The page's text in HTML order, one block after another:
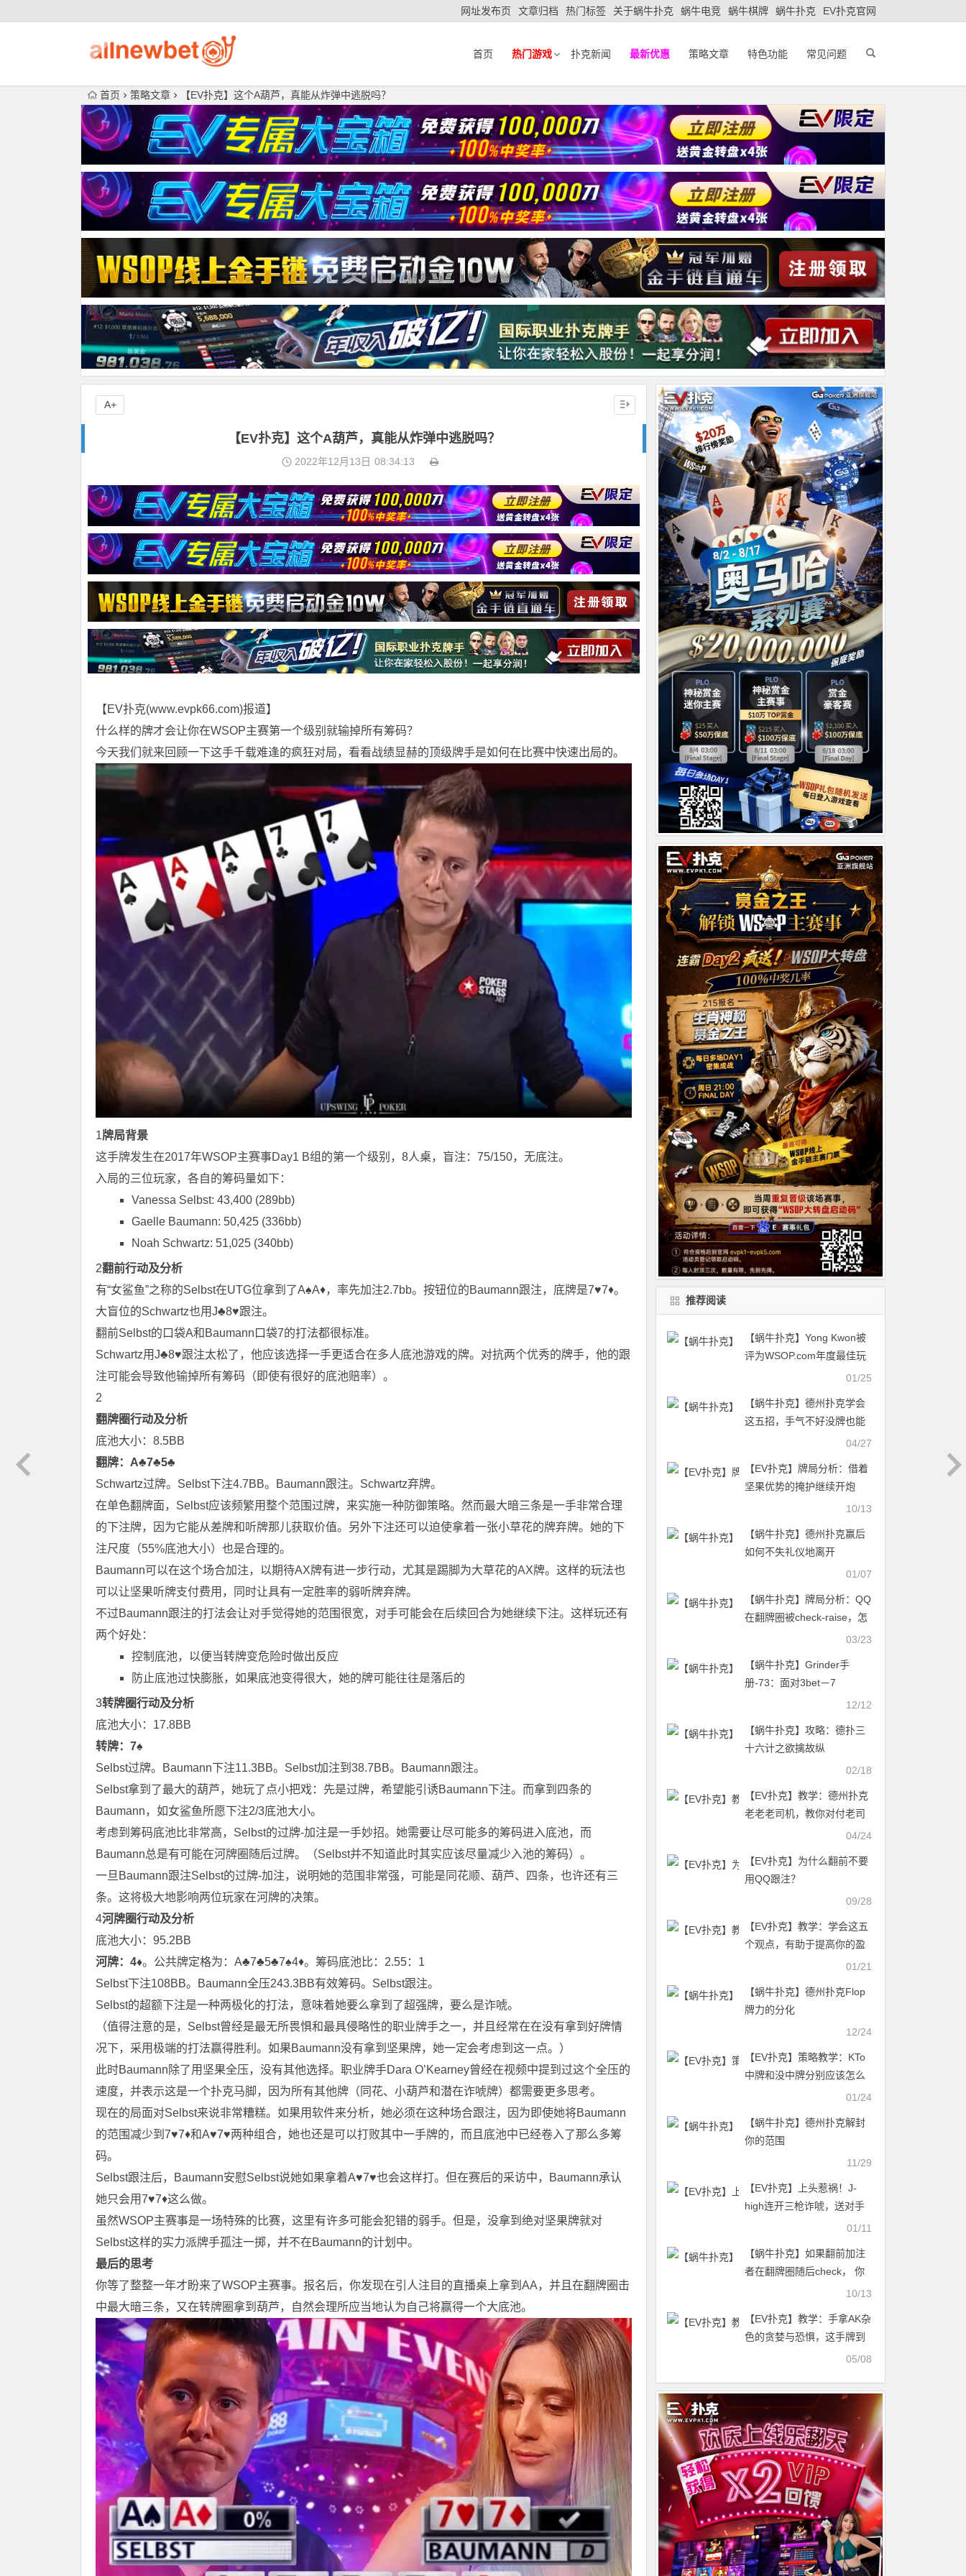
网址发布页 文章归档 热门标签 关于蜗牛扑克 蜗牛电竞 蜗牛棋牌 蜗牛扑克 EV扑克官网
首页 热门游戏 扑克新闻 最新优惠 策略文章 特色功能 常见问题
首页 策略文章 【EV扑克】这个A葫芦，真能从炸弹中逃脱吗？
【EV扑克】这个A葫芦，真能从炸弹中逃脱吗？
2022年12月13日 08:34:13
【EV扑克(www.evpk66.com)报道】
什么样的牌才会让你在WSOP主赛第一个级别就输掉所有筹码？
今天我们就来回顾一下这手千载难逢的疯狂对局，看看战绩显赫的顶级牌手是如何在比赛中快速出局的。
1牌局背景
这手牌发生在2017年WSOP主赛事Day1 B组的第一个级别，8人桌，盲注：75/150，无底注。
入局的三位玩家，各自的筹码量如下：
Vanessa Selbst: 43,400 (289bb)
Gaelle Baumann: 50,425 (336bb)
Noah Schwartz: 51,025 (340bb)
2翻前行动及分析
有“女鲨鱼”之称的Selbst在UTG位拿到了A♠️A♦️，率先加注2.7bb。按钮位的Baumann跟注，底牌是7♥️7♦️。
大盲位的Schwartz也用J♣️8♥️跟注。
翻前Selbst的口袋A和Baumann口袋7的打法都很标准。
Schwartz用J♣8♥跟注太松了，他应该选择一手更适合在多人底池游戏的牌。对抗两个优秀的牌手，他的跟
注可能会导致他输掉所有筹码（即使有很好的底池赔率）。
2
翻牌圈行动及分析
底池大小：8.5BB
翻牌：A♣7♣5♣
Schwartz过牌。Selbst下注4.7BB。Baumann跟注。Schwartz弃牌。
在单色翻牌面，Selbst应该频繁用整个范围过牌，来实施一种防御策略。然而最大暗三条是一手非常合理
的下注牌，因为它能从差牌和听牌那儿获取价值。另外下注还可以迫使拿着一张小草花的牌弃牌。她的下
注尺度（55%底池大小）也是合理的。
Baumann可以在这个场合加注，以期待AX牌有进一步行动，尤其是踢脚为大草花的AX牌。这样的玩法也
可以让坚果听牌支付费用，同时让具有一定胜率的弱听牌弃牌。
不过Baumann跟注的打法会让对手觉得她的范围很宽，对手可能会在后续回合为她继续下注。这样玩还有
两个好处：
控制底池，以便当转牌变危险时做出反应
防止底池过快膨胀，如果底池变得很大，她的牌可能往往是落后的
3转牌圈行动及分析
底池大小：17.8BB
转牌：7♠
Selbst过牌。Baumann下注11.3BB。Selbst加注到38.7BB。Baumann跟注。
Selbst拿到了最大的葫芦，她玩了点小把戏：先是过牌，希望能引诱Baumann下注。而拿到四条的
Baumann，如女鲨鱼所愿下注2/3底池大小。
考虑到筹码底池比非常高，Selbst的过牌-加注是一手妙招。她需要让尽可能多的筹码进入底池，而
Baumann总是有可能在河牌圈随后过牌。（Selbst并不知道此时其实应该尽量减少入池的筹码）。
一旦Baumann跟注Selbst的过牌-加注，说明她的范围非常强，可能是同花顺、葫芦、四条，也许还有三
条。这将极大地影响两位玩家在河牌的决策。
4河牌圈行动及分析
底池大小：95.2BB
河牌：4♦。公共牌定格为：A♣️7♣️5♣️7♠️4♦️。筹码底池比：2.55：1
Selbst下注108BB。Baumann全压243.3BB有效筹码。Selbst跟注。
Selbst的超额下注是一种两极化的打法，意味着她要么拿到了超强牌，要么是诈唬。
（值得注意的是，Selbst曾经是最无所畏惧和最具侵略性的职业牌手之一，并且经常在在没有拿到好牌情
况下，采用极端的打法赢得胜利。如果Baumann没有拿到坚果牌，她一定会考虑到这一点。）
此时Baumann除了用坚果全压，没有其他选择。职业牌手Dara O’Kearney曾经在视频中提到过这个全压的
速度，并表示这是一个扑克马脚，因为所有其他牌（同花、小葫芦和潜在诈唬牌）都需要更多思考。
现在的局面对Selbst来说非常糟糕。如果用软件来分析，她必须在这种场合跟注，因为即使她将Baumann
的范围减少到7♥7♦和A♥7♥两种组合，她也还是可以打败其中一手牌的，而且底池中已经卷入了那么多筹
码。
Selbst跟注后，Baumann安慰Selbst说她如果拿着A♥️7♥️也会这样打。但在赛后的采访中，Baumann承认
她只会用7♥7♦这么做。
虽然WSOP主赛事是一场特殊的比赛，这里有许多可能会犯错的弱手。但是，没拿到绝对坚果牌就对
Selbst这样的实力派牌手孤注一掷，并不在Baumann的计划中。
最后的思考
你等了整整一年才盼来了WSOP主赛事。报名后，你发现在引人注目的直播桌上拿到AA，并且在翻牌圈击
中最大暗三条，又在转牌圈拿到葫芦，自然会理所应当地认为自己将赢得一个大底池。
A+
推荐阅读
【蜗牛扑克】Yong Kwon被
评为WSOP.com年度最佳玩
01/25
【蜗牛扑克】德州扑克学会
这五招，手气不好没牌也能
04/27
【EV扑克】牌局分析：借着
坚果优势的掩护继续开炮
10/13
【蜗牛扑克】德州扑克赢后
如何不失礼仪地离开
01/07
【蜗牛扑克】牌局分析：QQ
在翻牌圈被check-raise，怎
03/23
【蜗牛扑克】Grinder手
册-73：面对3bet－7
12/12
【蜗牛扑克】攻略：德扑三
十六计之欲擒故纵
02/18
【EV扑克】教学：德州扑克
老老老司机，教你对付老司
04/24
【EV扑克】为什么翻前不要
用QQ跟注？
09/28
【EV扑克】教学：学会这五
个观点，有助于提高你的盈
01/21
【蜗牛扑克】德州扑克Flop
牌力的分化
12/24
【EV扑克】策略教学：KTo
中牌和没中牌分别应该怎么
01/24
【蜗牛扑克】德州扑克解封
你的范围
11/29
【EV扑克】上头惹祸！J-
high连开三枪诈唬，送对手
01/11
【蜗牛扑克】如果翻前加注
者在翻牌圈随后check， 你
在转牌圈应该如何行动？10/13
【EV扑克】教学：手拿AK杂
色的贪婪与恐惧，这手牌到
05/08